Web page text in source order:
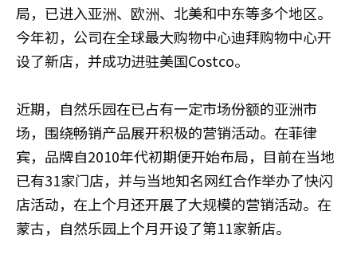
局，已进入亚洲、欧洲、北美和中东等多个地区。
今年初，公司在全球最大购物中心迪拜购物中心开
设了新店，并成功进驻美国Costco。
近期，自然乐园在已占有一定市场份额的亚洲市
场，围绕畅销产品展开积极的营销活动。在菲律
宾，品牌自2010年代初期便开始布局，目前在当地
已有31家门店，并与当地知名网红合作举办了快闪
店活动，在上个月还开展了大规模的营销活动。在
蒙古，自然乐园上个月开设了第11家新店。